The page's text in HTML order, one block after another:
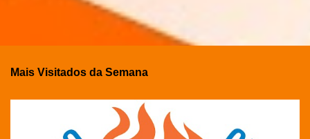
Mais Visitados da Semana